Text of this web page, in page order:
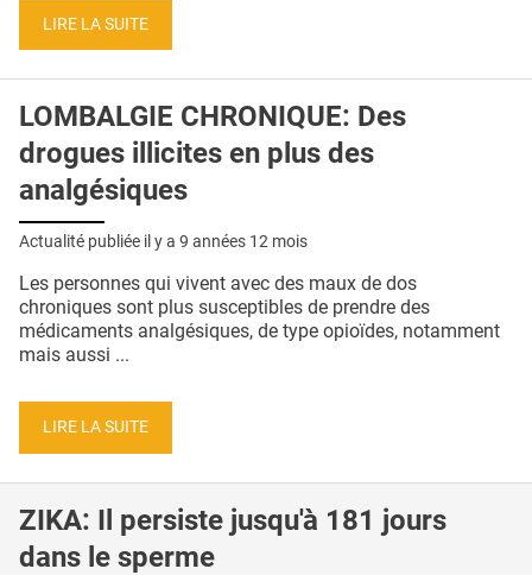
CONDITIONS GÉNÉRALES
CRÉDITS
LIRE LA SUITE
LOMBALGIE CHRONIQUE: Des
drogues illicites en plus des
analgésiques
Actualité publiée il y a 9 années 12 mois
Les personnes qui vivent avec des maux de dos
chroniques sont plus susceptibles de prendre des
médicaments analgésiques, de type opioïdes, notamment
mais aussi ...
LIRE LA SUITE
ZIKA: Il persiste jusqu'à 181 jours
dans le sperme